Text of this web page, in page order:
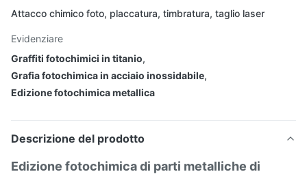
Attacco chimico foto, placcatura, timbratura, taglio laser
Evidenziare
Graffiti fotochimici in titanio,
Grafia fotochimica in acciaio inossidabile,
Edizione fotochimica metallica
Descrizione del prodotto
Edizione fotochimica di parti metalliche di